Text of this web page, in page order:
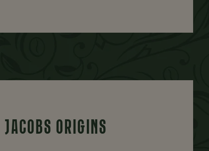
JACOBS ORIGINS